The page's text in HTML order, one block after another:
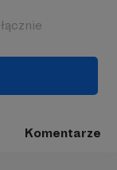
łącznie
Komentarze